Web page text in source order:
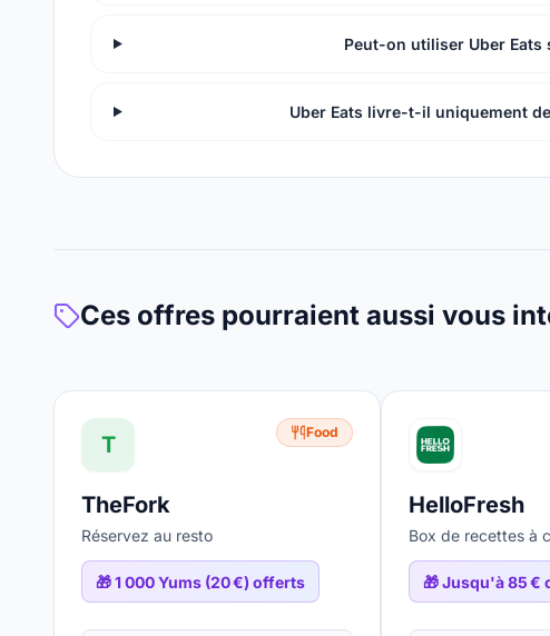
Peut-on utiliser Uber
Uber Eats livre-t-il uniquement
Ces offres pourraient aussi vous
T Food
TheFork
Réservez au resto
🎁1 000 Yums (20 €) offerts
HelloFresh
Box de recettes à
🎁Jusqu'à 85 €